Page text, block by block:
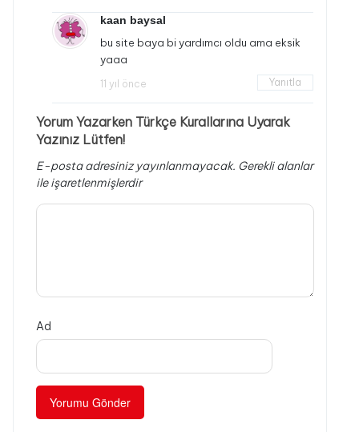
kaan baysal
bu site baya bi yardımcı oldu ama eksik
yaaa
11 yıl önce Yanıtla
Yorum Yazarken Türkçe Kurallarına Uyarak
Yazınız Lütfen!
E-posta adresiniz yayınlanmayacak. Gerekli alanlar
ile işaretlenmişlerdir
Ad